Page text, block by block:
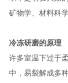
矿物学、材料科
冷冻研磨的原理
许多室温下过于
中，易裂解成多